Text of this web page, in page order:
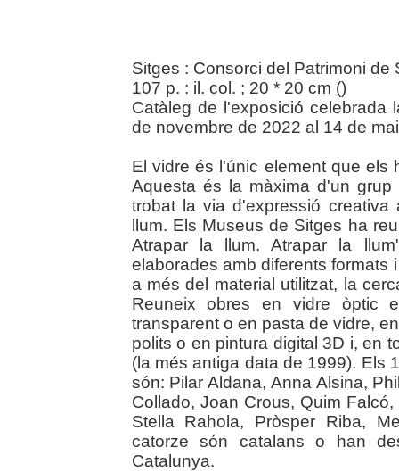
Sitges : Consorci del Patrimoni de
107 p. : il. col. ; 20 * 20 cm ()
Catàleg de l'exposició celebrada
de novembre de 2022 al 14 de
El vidre és l'únic element que els
Aquesta és la màxima d'un
trobat la via d'expressió
llum. Els Museus de Sitges ha
Atrapar la llum. Atrapar la
elaborades amb diferents formats
a més del material utilitzat, la
Reuneix obres en vidre òptic
transparent o en pasta de vidre,
polits o en pintura digital 3D i, en
(la més antiga data de 1999). Els
són: Pilar Aldana, Anna Alsina,
Collado, Joan Crous, Quim
Stella Rahola, Pròsper Riba,
catorze són catalans o han
Catalunya.